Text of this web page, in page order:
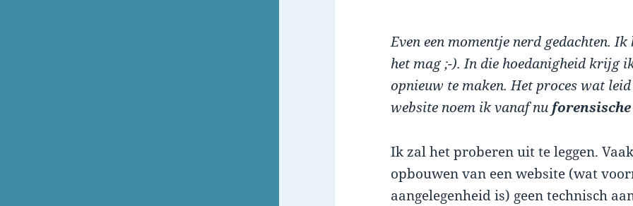
Even een momentje nerd gedachten.
het mag ;-). In die hoedanigheid krijg
opnieuw te maken. Het proces wat
website noem ik vanaf nu
Ik zal het proberen uit te leggen.
opbouwen van een website (wat
aangelegenheid is) geen technisch